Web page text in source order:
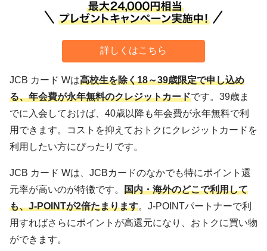
詳しくはこちら
JCB カード Wは高校生を除く18～39歳限定で申し込め
る、年会費が永年無料のクレジットカードです。39歳ま
でに入会しておけば、40歳以降も年会費が永年無料で利
用できます。コストを抑えておトクにクレジットカードを
利用したい方にぴったりです。
JCB カード Wは、JCBカードのなかでも特にポイント還
元率が高いのが特徴です。 国内・海外のどこで利用して
も、J-POINTが2倍たまります。J-POINTパートナーで利
用すればさらにポイントが高還元になり、おトクに買い物
ができます。